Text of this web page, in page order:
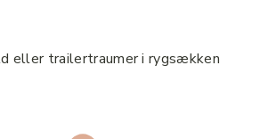
eller trailertraumer i rygsækken